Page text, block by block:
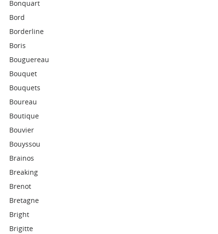
Bonquart
Bord
Borderline
Boris
Bouguereau
Bouquet
Bouquets
Boureau
Boutique
Bouvier
Bouyssou
Brainos
Breaking
Brenot
Bretagne
Bright
Brigitte